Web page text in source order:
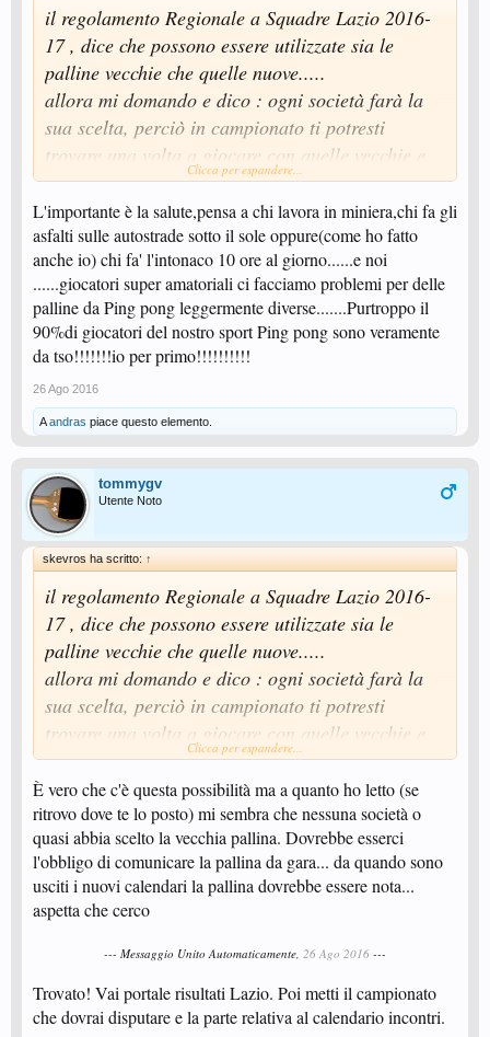
il regolamento Regionale a Squadre Lazio 2016-
17 , dice che possono essere utilizzate sia le
palline vecchie che quelle nuove.....
allora mi domando e dico : ogni società farà la
sua scelta, perciò in campionato ti potresti
trovare una volta a giocare con quelle vecchie e
un'altra con quelle nuove......
in allenamento, di conseguenza, ci si deve
allenare con tutte e due....
se poi ci aggiungi che fra quelle nuove c'è
qualche differenza a secondo della marca, ergo
DITEMI VOI SE COSI'' NON SI RISCHIA IL TSO
Clicca per espandere...
L'importante è la salute,pensa a chi lavora in miniera,chi fa gli
asfalti sulle autostrade sotto il sole oppure(come ho fatto
anche io) chi fa' l'intonaco 10 ore al giorno......e noi
......giocatori super amatoriali ci facciamo problemi per delle
palline da Ping pong leggermente diverse.......Purtroppo il
90%di giocatori del nostro sport Ping pong sono veramente
da tso!!!!!!!io per primo!!!!!!!!!!
26 Ago 2016
Aandras piace questo elemento.
tommygv
Utente Noto
skevros ha scritto: ↑
il regolamento Regionale a Squadre Lazio 2016-
17 , dice che possono essere utilizzate sia le
palline vecchie che quelle nuove.....
allora mi domando e dico : ogni società farà la
sua scelta, perciò in campionato ti potresti
trovare una volta a giocare con quelle vecchie e
un'altra con quelle nuove......
in allenamento, di conseguenza, ci si deve
allenare con tutte e due....
se poi ci aggiungi che fra quelle nuove c'è
qualche differenza a secondo della marca, ergo
DITEMI VOI SE COSI'' NON SI RISCHIA IL TSO
Clicca per espandere...
È vero che c'è questa possibilità ma a quanto ho letto (se
ritrovo dove te lo posto) mi sembra che nessuna società o
quasi abbia scelto la vecchia pallina. Dovrebbe esserci
l'obbligo di comunicare la pallina da gara... da quando sono
usciti i nuovi calendari la pallina dovrebbe essere nota...
aspetta che cerco
--- Messaggio Unito Automaticamente, 26 Ago 2016 ---
Trovato! Vai portale risultati Lazio. Poi metti il campionato
che dovrai disputare e la parte relativa al calendario incontri.